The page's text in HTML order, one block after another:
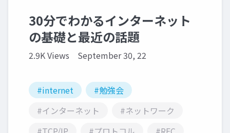
30分でわかるインターネット
の基礎と最近の話題
2.9K Views September 30, 22
#internet
#勉強会
#インターネット
#ネットワーク